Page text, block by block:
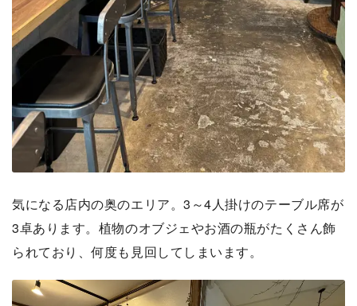
気になる店内の奥のエリア。3～4人掛けのテーブル席が
3卓あります。植物のオブジェやお酒の瓶がたくさん飾
られており、何度も見回してしまいます。